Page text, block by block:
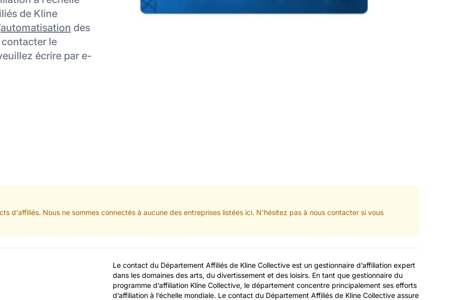
de Kline
automatisation des
le
écrire par e-
d'affiliés. Nous ne sommes connectés à aucune des entreprises listées ici. N'hésitez pas à nous contacter si vous
Le contact du Département Affiliés de Kline Collective est un gestionnaire d’affiliation expert
dans les domaines des arts, du divertissement et des loisirs. En tant que gestionnaire du
programme d’affiliation Kline Collective, le département concentre principalement ses efforts
d’affiliation à l’échelle mondiale. Le contact du Département Affiliés de Kline Collective assure